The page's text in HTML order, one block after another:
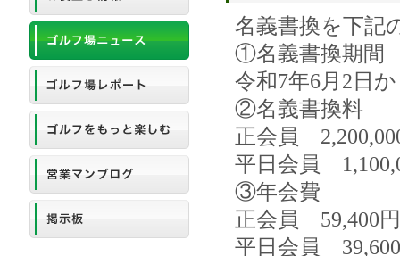
名義書換を下記
①名義書換期間
令和7年6月2日
②名義書換料
正会員
平日会員
③年会費
正会員 59,400
平日会員